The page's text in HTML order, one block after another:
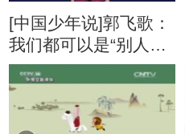
[中国少年说]郭飞歌：
我们都可以是“别人家
的孩子”